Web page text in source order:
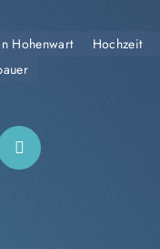
Hohenwart Hochzeit